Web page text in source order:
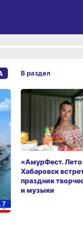
«АмурФест.
Хабаровск
праздник
и музыки
В раздел